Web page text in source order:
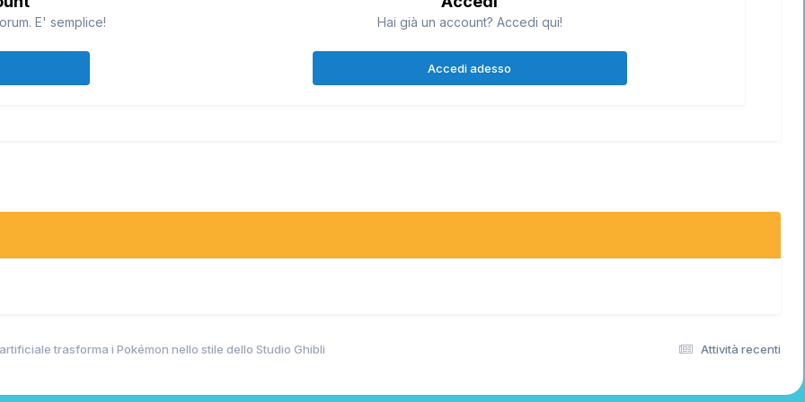
testo e musica
TEAM 0
ORA...DOVEVO RIMETTERLO XD
E' semplice! Hai già un account? Accedi qui!
Accedi adesso
Attività recenti
trasforma i Pokémon nello stile dello Studio Ghibli